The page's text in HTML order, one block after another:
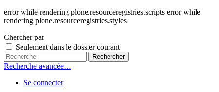
error while rendering plone.resourceregistries.scripts error while
rendering plone.resourceregistries.styles
Chercher par
Seulement dans le dossier courant
Recherche avancée…
Se connecter